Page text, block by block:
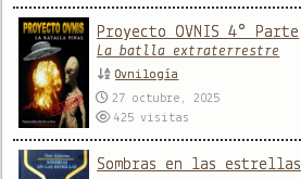
Proyecto OVNIS 4° Parte
La batlla extraterrestre
Ovnilogía
27 octubre, 2025
425visitas
Sombras en las estrellas